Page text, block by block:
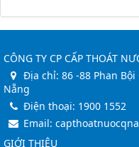
CÔNG TY CP CẤP THOÁT
Địa chỉ: 86 -88 Phan
Nẵng
Điện thoại: 1900 1552
Email:
GIỚI THIỆU